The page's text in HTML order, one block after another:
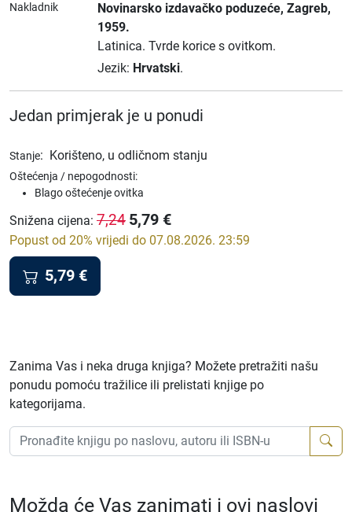
Nakladnik Novinarsko izdavačko poduzeće, Zagreb,
1959.
Latinica. Tvrde korice s ovitkom.
Jezik: Hrvatski.
Jedan primjerak je u ponudi
Stanje: Korišteno, u odličnom stanju
Oštećenja / nepogodnosti:
Blago oštećenje ovitka
Snižena cijena: 7,24 5,79 €
Popust od 20% vrijedi do 07.08.2026. 23:59
5,79 €
Zanima Vas i neka druga knjiga? Možete pretražiti našu
ponudu pomoću tražilice ili prelistati knjige po
kategorijama.
Možda će Vas zanimati i ovi naslovi